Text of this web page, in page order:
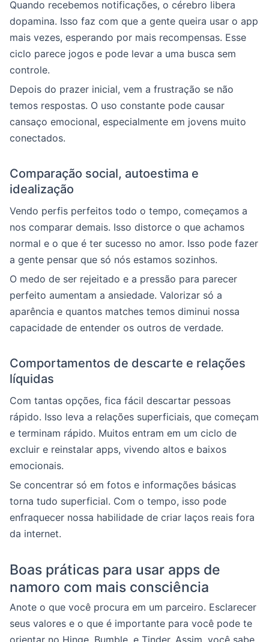
Quando recebemos notificações, o cérebro libera
dopamina. Isso faz com que a gente queira usar o app
mais vezes, esperando por mais recompensas. Esse
ciclo parece jogos e pode levar a uma busca sem
controle.
Depois do prazer inicial, vem a frustração se não
temos respostas. O uso constante pode causar
cansaço emocional, especialmente em jovens muito
conectados.
Comparação social, autoestima e
idealização
Vendo perfis perfeitos todo o tempo, começamos a
nos comparar demais. Isso distorce o que achamos
normal e o que é ter sucesso no amor. Isso pode fazer
a gente pensar que só nós estamos sozinhos.
O medo de ser rejeitado e a pressão para parecer
perfeito aumentam a ansiedade. Valorizar só a
aparência e quantos matches temos diminui nossa
capacidade de entender os outros de verdade.
Comportamentos de descarte e relações
líquidas
Com tantas opções, fica fácil descartar pessoas
rápido. Isso leva a relações superficiais, que começam
e terminam rápido. Muitos entram em um ciclo de
excluir e reinstalar apps, vivendo altos e baixos
emocionais.
Se concentrar só em fotos e informações básicas
torna tudo superficial. Com o tempo, isso pode
enfraquecer nossa habilidade de criar laços reais fora
da internet.
Boas práticas para usar apps de
namoro com mais consciência
Anote o que você procura em um parceiro. Esclarecer
seus valores e o que é importante para você pode te
orientar no Hinge, Bumble, e Tinder. Assim, você sabe